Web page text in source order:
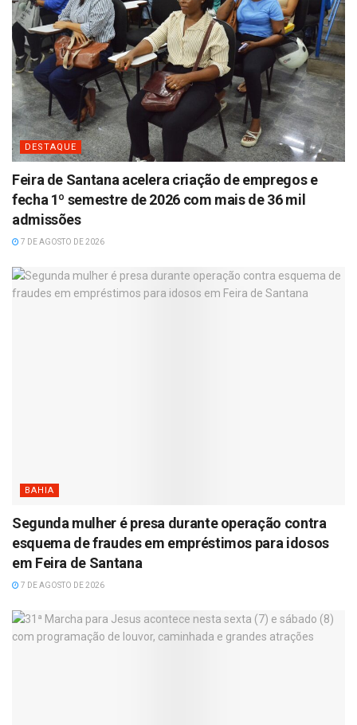
DESTAQUE
Feira de Santana acelera criação de empregos e
fecha 1º semestre de 2026 com mais de 36 mil
admissões
7 DE AGOSTO DE 2026
BAHIA
Segunda mulher é presa durante operação contra
esquema de fraudes em empréstimos para idosos
em Feira de Santana
7 DE AGOSTO DE 2026